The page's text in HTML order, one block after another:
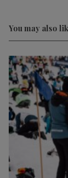
You may also